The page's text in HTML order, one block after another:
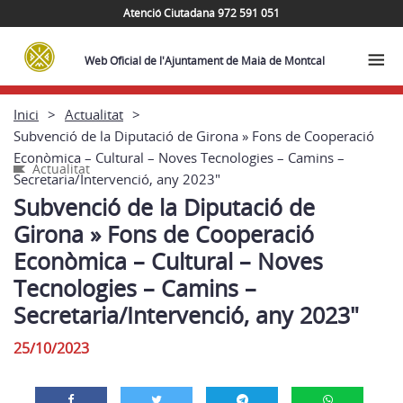
Atenció Ciutadana 972 591 051
Web Oficial de l'Ajuntament de Maià de Montcal
Inici
Actualitat
Subvenció de la Diputació de Girona » Fons de Cooperació
Econòmica – Cultural – Noves Tecnologies – Camins –
Secretaria/Intervenció, any 2023″
Actualitat
Subvenció de la Diputació de
Girona » Fons de Cooperació
Econòmica – Cultural – Noves
Tecnologies – Camins –
Secretaria/Intervenció, any 2023″
25/10/2023